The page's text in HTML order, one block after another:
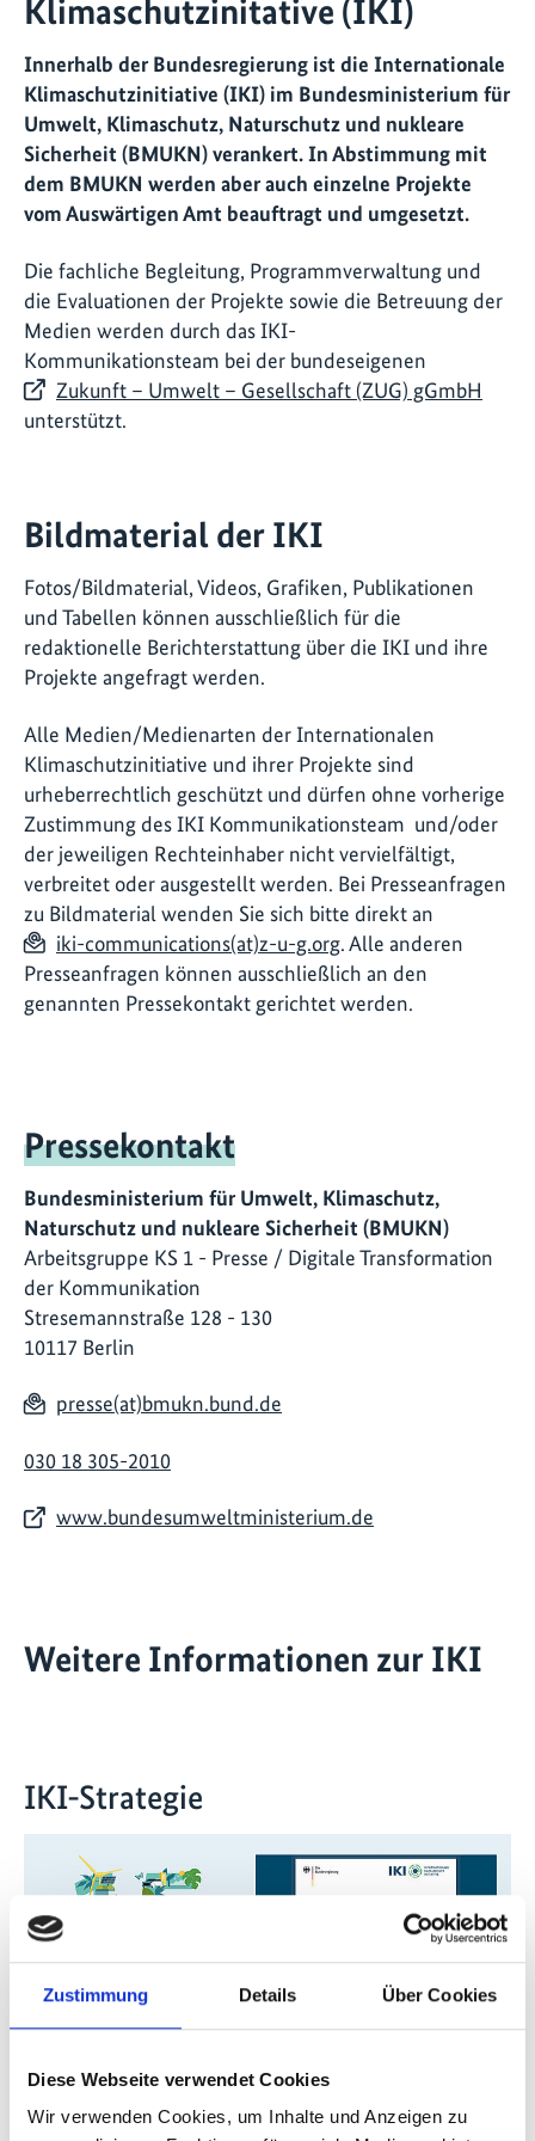
Zustimmung Details Über Cookies
Diese Webseite verwendet Cookies
Wir verwenden Cookies, um Inhalte und Anzeigen zu
Klimaschutzinitative (IKI)
Innerhalb der Bundesregierung ist die Internationale
Klimaschutzinitiative (IKI) im Bundesministerium für
Umwelt, Klimaschutz, Naturschutz und nukleare
Sicherheit (BMUKN) verankert. In Abstimmung mit
dem BMUKN werden aber auch einzelne Projekte
vom Auswärtigen Amt beauftragt und umgesetzt.
Die fachliche Begleitung, Programmverwaltung und
die Evaluationen der Projekte sowie die Betreuung der
Medien werden durch das IKI-
Kommunikationsteam bei der bundeseigenen
Zukunft – Umwelt – Gesellschaft (ZUG) gGmbH
unterstützt.
Bildmaterial der IKI
Fotos/Bildmaterial, Videos, Grafiken, Publikationen
und Tabellen können ausschließlich für die
redaktionelle Berichterstattung über die IKI und ihre
Projekte angefragt werden.
Alle Medien/Medienarten der Internationalen
Klimaschutzinitiative und ihrer Projekte sind
urheberrechtlich geschützt und dürfen ohne vorherige
Zustimmung des IKI Kommunikationsteam und/oder
der jeweiligen Rechteinhaber nicht vervielfältigt,
verbreitet oder ausgestellt werden. Bei Presseanfragen
zu Bildmaterial wenden Sie sich bitte direkt an
iki-communications(at)z-u-g.org. Alle anderen
Presseanfragen können ausschließlich an den
genannten Pressekontakt gerichtet werden.
Pressekontakt
Bundesministerium für Umwelt, Klimaschutz,
Naturschutz und nukleare Sicherheit (BMUKN)
Arbeitsgruppe KS 1 - Presse / Digitale Transformation
der Kommunikation
Stresemannstraße 128 - 130
10117 Berlin
presse(at)bmukn.bund.de
030 18 305-2010
www.bundesumweltministerium.de
Weitere Informationen zur IKI
IKI-Strategie